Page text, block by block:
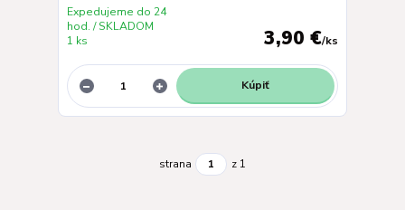
3,90 €/ks
Expedujeme do 24
hod. / SKLADOM
1 ks
Kúpiť
strana z 1